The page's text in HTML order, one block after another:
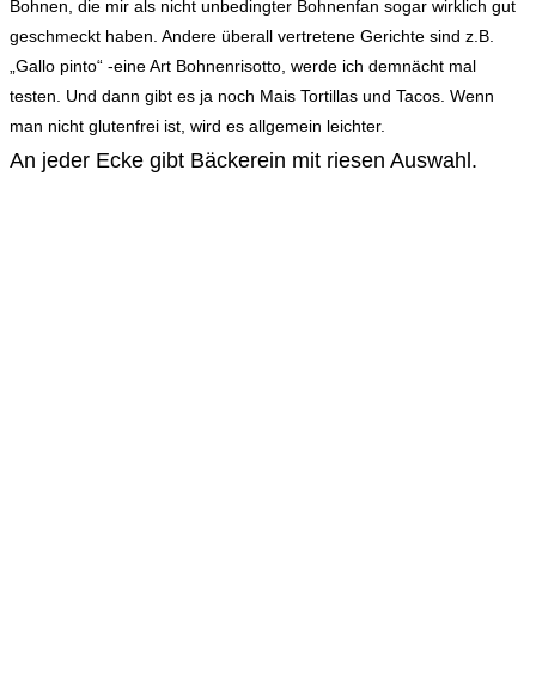
Bohnen, die mir als nicht unbedingter Bohnenfan sogar wirklich gut
geschmeckt haben. Andere überall vertretene Gerichte sind z.B.
„Gallo pinto“ -eine Art Bohnenrisotto, werde ich demnächt mal
testen. Und dann gibt es ja noch Mais Tortillas und Tacos. Wenn
man nicht glutenfrei ist, wird es allgemein leichter.
An jeder Ecke gibt Bäckerein mit riesen Auswahl.